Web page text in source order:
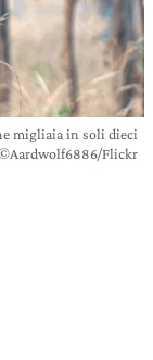
migliaia in soli dieci
Flickr